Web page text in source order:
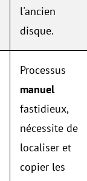
l'ancien
disque.
Processus
manuel
fastidieux,
nécessite de
localiser et
copier les